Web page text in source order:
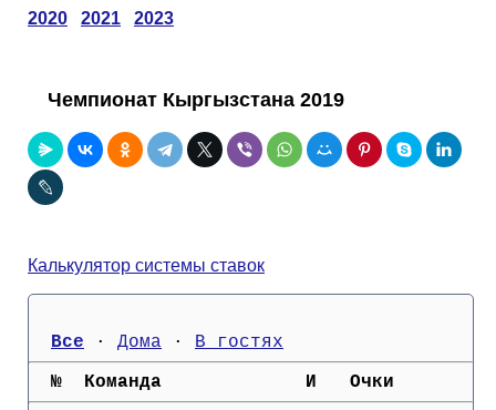
Контакты
Кубок Мира (отбор)
2020
2021 2023
Чемпионат Кыргызстана 2019
Калькулятор системы ставок
Все · Дома ·
В гостях
  №  Команда             И   Очки